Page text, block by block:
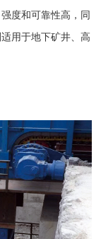
度和可靠性高，同
用于地下矿井、高